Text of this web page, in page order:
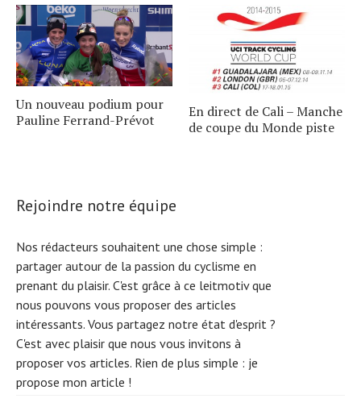
Un nouveau podium pour
Pauline Ferrand-Prévot
En direct de Cali – Manche
de coupe du Monde piste
Rejoindre notre équipe
Nos rédacteurs souhaitent une chose simple :
partager autour de la passion du cyclisme en
prenant du plaisir. C'est grâce à ce leitmotiv que
nous pouvons vous proposer des articles
intéressants. Vous partagez notre état d'esprit ?
C'est avec plaisir que nous vous invitons à
proposer vos articles. Rien de plus simple : je
propose mon article !